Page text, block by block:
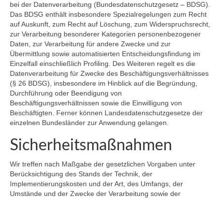
bei der Datenverarbeitung (Bundesdatenschutzgesetz – BDSG).
Das BDSG enthält insbesondere Spezialregelungen zum Recht
auf Auskunft, zum Recht auf Löschung, zum Widerspruchsrecht,
zur Verarbeitung besonderer Kategorien personenbezogener
Daten, zur Verarbeitung für andere Zwecke und zur
Übermittlung sowie automatisierten Entscheidungsfindung im
Einzelfall einschließlich Profiling. Des Weiteren regelt es die
Datenverarbeitung für Zwecke des Beschäftigungsverhältnisses
(§ 26 BDSG), insbesondere im Hinblick auf die Begründung,
Durchführung oder Beendigung von
Beschäftigungsverhältnissen sowie die Einwilligung von
Beschäftigten. Ferner können Landesdatenschutzgesetze der
einzelnen Bundesländer zur Anwendung gelangen.
Sicherheitsmaßnahmen
Wir treffen nach Maßgabe der gesetzlichen Vorgaben unter
Berücksichtigung des Stands der Technik, der
Implementierungskosten und der Art, des Umfangs, der
Umstände und der Zwecke der Verarbeitung sowie der